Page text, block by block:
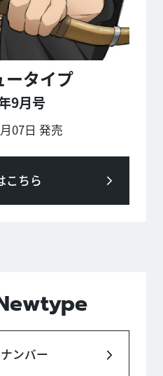
ータイプ
9月号
07日 発売
こちら
ンバー